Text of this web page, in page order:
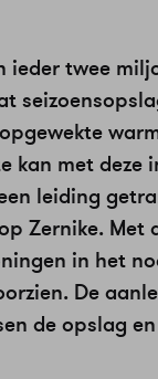
ieder twee
kan met deze
leiding
Zernike. Met
in het
De
de opslag